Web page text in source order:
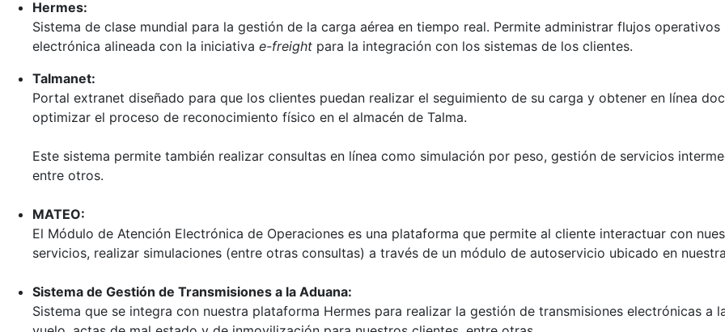
Hermes:
Sistema de clase mundial para la gestión de la carga aérea en tiempo real. Permite administrar flujos
electrónica alineada con la iniciativa e-freight para la integración con los sistemas de los clientes.
Talmanet:
Portal extranet diseñado para que los clientes puedan realizar el seguimiento de su carga y obtener en línea
optimizar el proceso de reconocimiento físico en el almacén de Talma.
Este sistema permite también realizar consultas en línea como simulación por peso, gestión de servicios
entre otros.
MATEO:
El Módulo de Atención Electrónica de Operaciones es una plataforma que permite al cliente interactuar con
servicios, realizar simulaciones (entre otras consultas) a través de un módulo de autoservicio ubicado en
Sistema de Gestión de Transmisiones a la Aduana:
Sistema que se integra con nuestra plataforma Hermes para realizar la gestión de transmisiones electrónicas